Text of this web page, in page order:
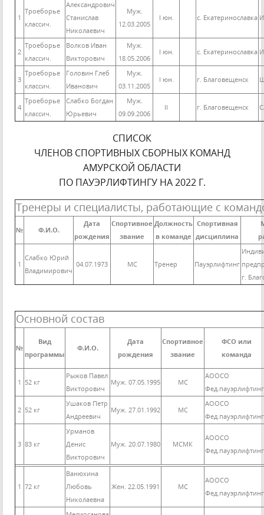
1
Троеборье
классич.
Александрович
Станислав
Николаевич
Муж.
12.03.2005
I юн. с. Екатеринославка
2
Троеборье
классич.
Волков Иван
Викторович
Муж.
18.05.2006
I юн. с. Екатеринославка
3
Троеборье
классич.
Головин Глеб
Иванович
Муж.
03.11.2005
I юн. г. Благовещенск
4
Троеборье
классич.
Слабко Богдан
Юрьевич
Муж.
09.09.2006
II г. Благовещенск
СПИСОК
ЧЛЕНОВ СПОРТИВНЫХ СБОРНЫХ КОМАНД
АМУРСКОЙ ОБЛАСТИ
ПО ПАУЭРЛИФТИНГУ НА 2022 Г.
Тренеры и специалисты, работающие с
№ Ф.И.О.
Дата
рождения
Спортивное
звание
Должность
в команде
Спортивная
дисциплина
1
Слабко Юрий
Владимирович
04.07.1973 МС Тренер Пауэрлифтинг
г.
Основной состав
№
Вид
программы
Ф.И.О.
Дата
рождения
Спортивное
звание
ФСО или
команда
1 52 кг
Рыжов Павел
Викторович
Муж. 07.05.1995 МС
АООСО
2 52 кг
Ушаков Петр
Андреевич
Муж. 27.01.1992 МС
АООСО
3 83 кг
Урманов
Денис
Викторович
Муж. 20.07.1980 МСМК
АООСО
1 72 кг
Ванюхина
Любовь
Николаевна
Жен. 22.05.1991 МС
АООСО